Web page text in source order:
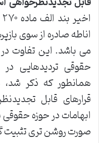
اناطه صادره از سوی
می باشد. این تفاوت
حقوقی تردیدهایی در
همانطور که ذکر شد،
ابهامات در حوزه
صورت روشن تری تثبیت